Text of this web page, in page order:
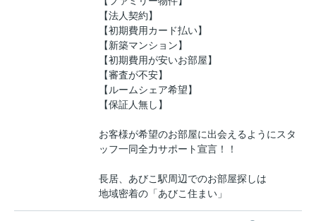
【法人契約】
【初期費用カード払い】
【新築マンション】
【初期費用が安いお部屋】
【審査が不安】
【ルームシェア希望】
【保証人無し】
お客様が希望のお部屋に出会えるようにスタ
ッフ一同全力サポート宣言！！
長居、あびこ駅周辺でのお部屋探しは
地域密着の「あびこ住まい」